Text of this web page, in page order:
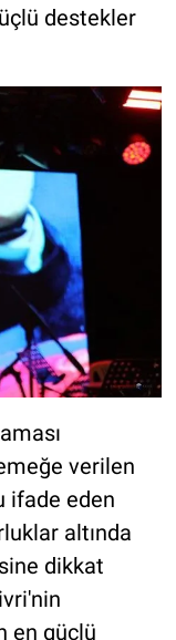
destekler
verilen
ifade eden
altında
dikkat
en güçlü